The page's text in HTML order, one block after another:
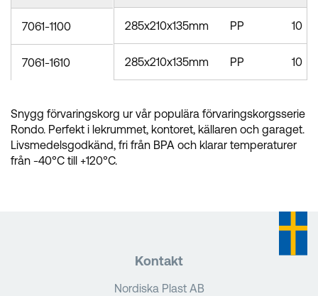
285x210x135mm PP 10
285x210x135mm PP 10
7061-1100
7061-1610
Snygg förvaringskorg ur vår populära förvaringskorgsserie
Rondo. Perfekt i lekrummet, kontoret, källaren och garaget.
Livsmedelsgodkänd, fri från BPA och klarar temperaturer
från -40°C till +120°C.
Kontakt
Nordiska Plast AB